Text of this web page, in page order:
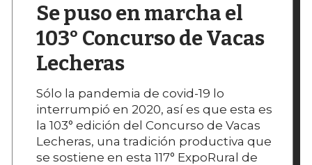
Se puso en marcha el
103° Concurso de Vacas
Lecheras
Sólo la pandemia de covid-19 lo
interrumpió en 2020, así es que esta es
la 103° edición del Concurso de Vacas
Lecheras, una tradición productiva que
se sostiene en esta 117° ExpoRural de